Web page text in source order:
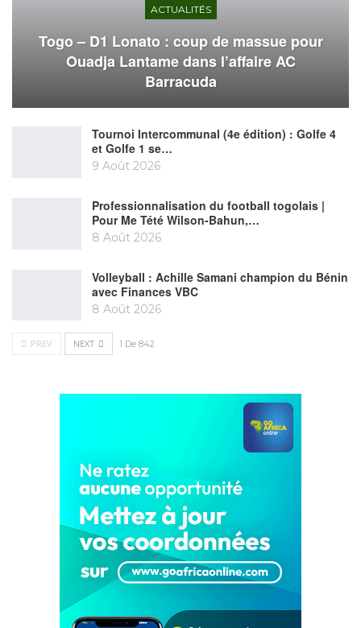
ACTUALITÉS
Togo – D1 Lonato : coup de massue pour
Ouadja Lantame dans l’affaire AC
Barracuda
Tournoi Intercommunal (4e édition) : Golfe 4
et Golfe 1 se…
9 Août 2026
Professionnalisation du football togolais |
Pour Me Tété Wilson-Bahun,…
8 Août 2026
Volleyball : Achille Samani champion du Bénin
avec Finances VBC
8 Août 2026
PREV NEXT 1 De 842